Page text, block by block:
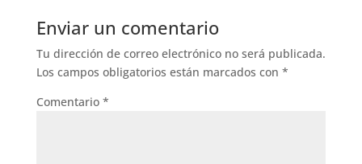
Enviar un comentario
Tu dirección de correo electrónico no será publicada.
Los campos obligatorios están marcados con *
Comentario *